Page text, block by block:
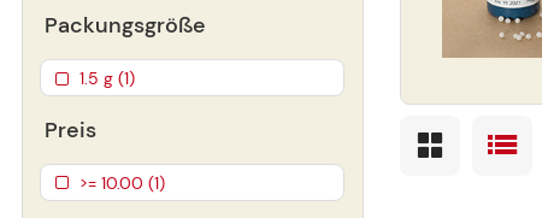
Packungsgröße
1.5 g (1)
Preis
>= 10.00 (1)